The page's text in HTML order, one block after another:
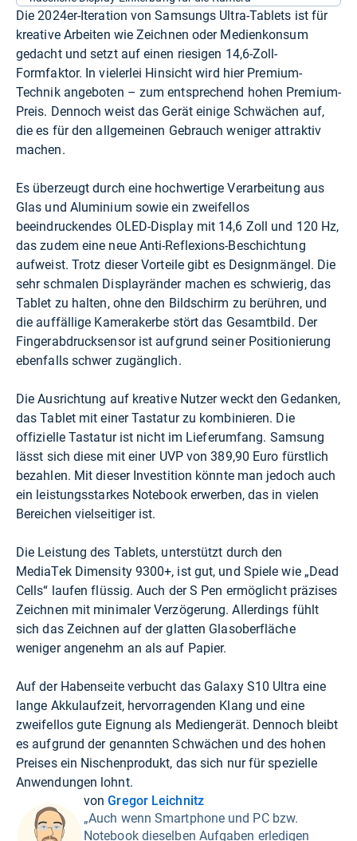
Die 2024er-Iteration von Samsungs Ultra-Tablets ist für
kreative Arbeiten wie Zeichnen oder Medienkonsum
gedacht und setzt auf einen riesigen 14,6-Zoll-
Formfaktor. In vielerlei Hinsicht wird hier Premium-
Technik angeboten – zum entsprechend hohen Premium-
Preis. Dennoch weist das Gerät einige Schwächen auf,
die es für den allgemeinen Gebrauch weniger attraktiv
machen.
Es überzeugt durch eine hochwertige Verarbeitung aus
Glas und Aluminium sowie ein zweifellos
beeindruckendes OLED-Display mit 14,6 Zoll und 120 Hz,
das zudem eine neue Anti-Reflexions-Beschichtung
aufweist. Trotz dieser Vorteile gibt es Designmängel. Die
sehr schmalen Displayränder machen es schwierig, das
Tablet zu halten, ohne den Bildschirm zu berühren, und
die auffällige Kamerakerbe stört das Gesamtbild. Der
Fingerabdrucksensor ist aufgrund seiner Positionierung
ebenfalls schwer zugänglich.
Die Ausrichtung auf kreative Nutzer weckt den Gedanken,
das Tablet mit einer Tastatur zu kombinieren. Die
offizielle Tastatur ist nicht im Lieferumfang. Samsung
lässt sich diese mit einer UVP von 389,90 Euro fürstlich
bezahlen. Mit dieser Investition könnte man jedoch auch
ein leistungsstarkes Notebook erwerben, das in vielen
Bereichen vielseitiger ist.
Die Leistung des Tablets, unterstützt durch den
MediaTek Dimensity 9300+, ist gut, und Spiele wie „Dead
Cells“ laufen flüssig. Auch der S Pen ermöglicht präzises
Zeichnen mit minimaler Verzögerung. Allerdings fühlt
sich das Zeichnen auf der glatten Glasoberfläche
weniger angenehm an als auf Papier.
Auf der Habenseite verbucht das Galaxy S10 Ultra eine
lange Akkulaufzeit, hervorragenden Klang und eine
zweifellos gute Eignung als Mediengerät. Dennoch bleibt
es aufgrund der genannten Schwächen und des hohen
Preises ein Nischenprodukt, das sich nur für spezielle
Anwendungen lohnt.
vonGregor Leichnitz
„Auch wenn Smartphone und PC bzw.
Notebook dieselben Aufgaben erledigen